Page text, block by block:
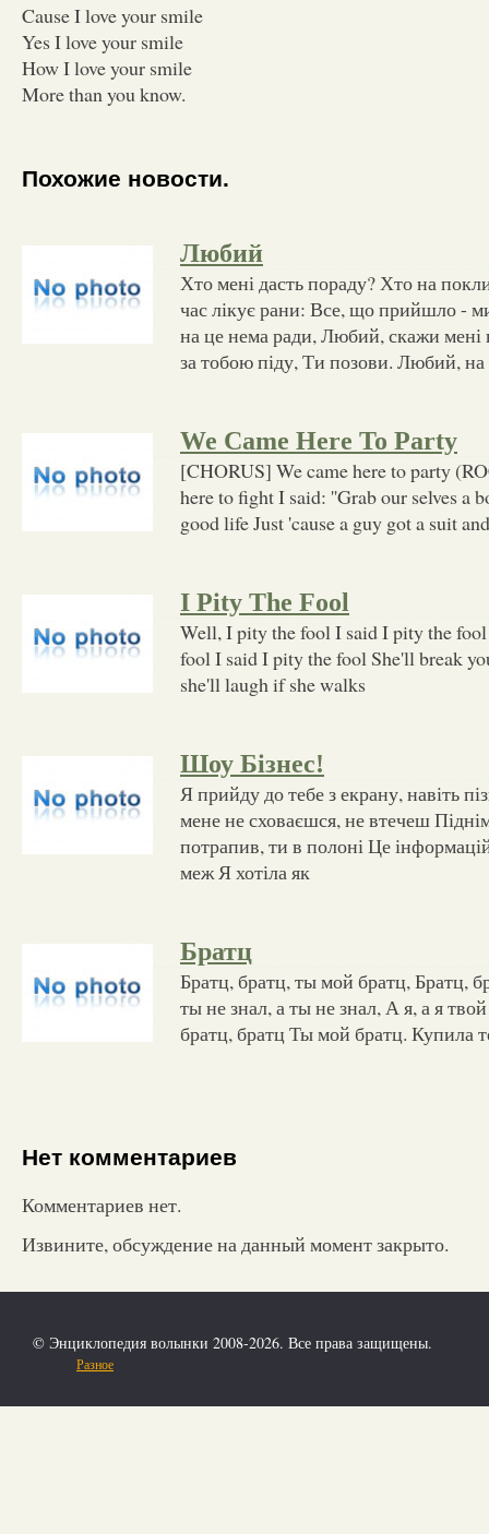
Cause I love your smile
Yes I love your smile
How I love your smile
More than you know.
Похожие новости.
Любий
Хто мені дасть пораду? Хто на
час лікує рани: Все, що прийшло -
на це нема ради, Любий, скажи
за тобою піду, Ти позови. Любий, на
We Came Here To Party
[CHORUS] We came here to party
here to fight I said: ''Grab our selves a
good life Just 'cause a guy got a suit
I Pity The Fool
Well, I pity the fool I said I pity the
fool I said I pity the fool She'll break
she'll laugh if she walks
Шоу Бізнес!
Я прийду до тебе з екрану, навіть
мене не сховаєшся, не втечеш
потрапив, ти в полоні Це
меж Я хотіла як
Братц
Братц, братц, ты мой братц, Братц,
ты не знал, а ты не знал, А я, а я
братц, братц Ты мой братц. Купила
Нет комментариев
Комментариев нет.
Извините, обсуждение на данный момент закрыто.
© Энциклопедия волынки 2008-2026. Все права защищены.
Разное